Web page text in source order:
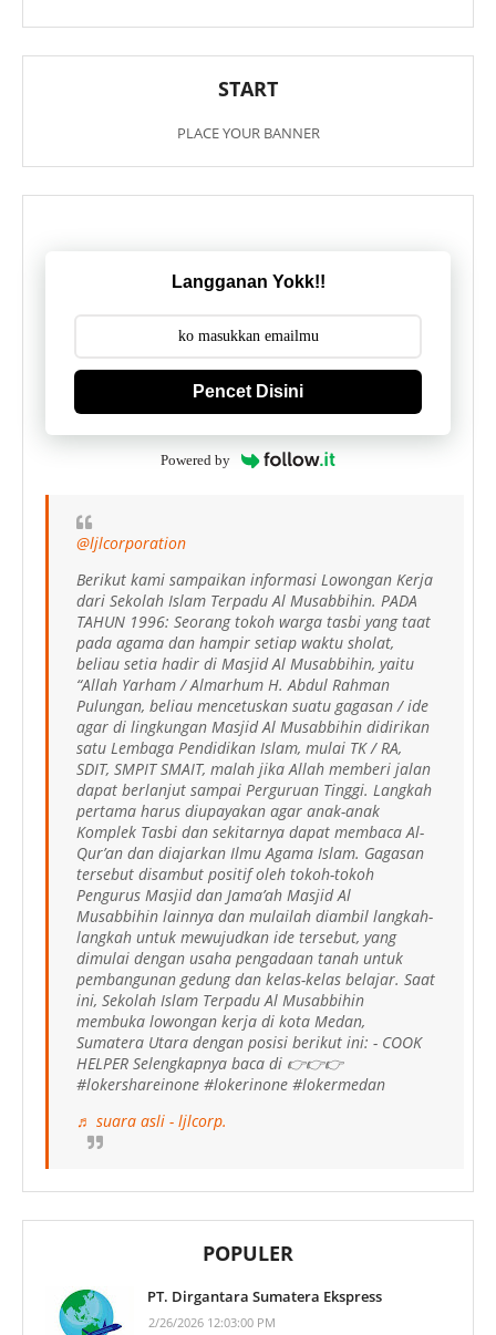
START
PLACE YOUR BANNER
Langganan Yokk!!
Pencet Disini
Powered by
@ljlcorporation
Berikut kami sampaikan informasi Lowongan Kerja
dari Sekolah Islam Terpadu Al Musabbihin. PADA
TAHUN 1996: Seorang tokoh warga tasbi yang taat
pada agama dan hampir setiap waktu sholat,
beliau setia hadir di Masjid Al Musabbihin, yaitu
“Allah Yarham / Almarhum H. Abdul Rahman
Pulungan, beliau mencetuskan suatu gagasan / ide
agar di lingkungan Masjid Al Musabbihin didirikan
satu Lembaga Pendidikan Islam, mulai TK / RA,
SDIT, SMPIT SMAIT, malah jika Allah memberi jalan
dapat berlanjut sampai Perguruan Tinggi. Langkah
pertama harus diupayakan agar anak-anak
Komplek Tasbi dan sekitarnya dapat membaca Al-
Qur’an dan diajarkan Ilmu Agama Islam. Gagasan
tersebut disambut positif oleh tokoh-tokoh
Pengurus Masjid dan Jama’ah Masjid Al
Musabbihin lainnya dan mulailah diambil langkah-
langkah untuk mewujudkan ide tersebut, yang
dimulai dengan usaha pengadaan tanah untuk
pembangunan gedung dan kelas-kelas belajar. Saat
ini, Sekolah Islam Terpadu Al Musabbihin
membuka lowongan kerja di kota Medan,
Sumatera Utara dengan posisi berikut ini: - COOK
HELPER Selengkapnya baca di 👉👉👉
#lokershareinone #lokerinone #lokermedan
♬ suara asli - ljlcorp.
POPULER
PT. Dirgantara Sumatera Ekspress
2/26/2026 12:03:00 PM